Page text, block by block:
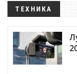
ТЕХНИКА